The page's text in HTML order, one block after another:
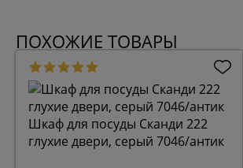
ПОХОЖИЕ ТОВАРЫ
Шкаф для посуды Сканди 222
глухие двери, серый 7046/антик